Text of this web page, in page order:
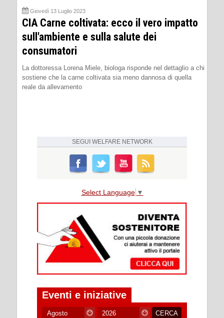
Giovedì 13 Luglio 2023
CIA Carne coltivata: ecco il vero impatto
sull'ambiente e sulla salute dei
consumatori
La dottoressa Lorena Miele, biologa risponde nel dettaglio a chi
sostiene che la carne coltivata sia meno dannosa di quella
reale da allevamento
SEGUI WELFARE NETWORK
Select Language ▼
Eventi e iniziative